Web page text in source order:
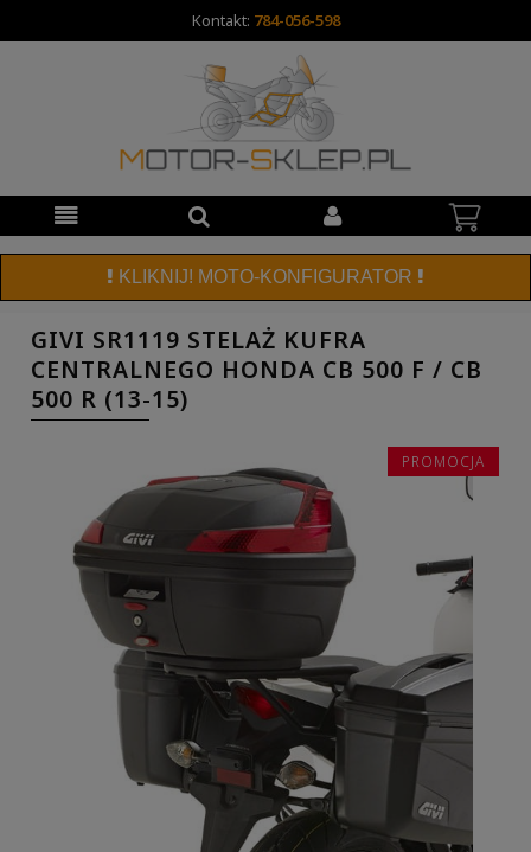
Kontakt: 784-056-598
KLIKNIJ! MOTO-KONFIGURATOR
GIVI SR1119 STELAŻ KUFRA
CENTRALNEGO HONDA CB 500 F / CB
500 R (13-15)
PROMOCJA